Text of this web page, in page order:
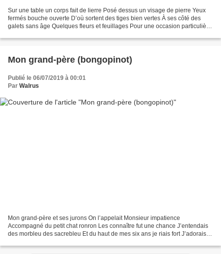
Sur une table un corps fait de lierre Posé dessus un visage de pierre Yeux
fermés bouche ouverte D’où sortent des tiges bien vertes À ses côté des
galets sans âge Quelques fleurs et feuillages Pour une occasion particulière
Mon grand-père (bongopinot)
Publié le 06/07/2019 à 00:01
Par Walrus
Mon grand-père et ses jurons On l’appelait Monsieur impatience
Accompagné du petit chat ronron Les connaître fut une chance J’entendais
des morbleu des sacrebleu Et du haut de mes six ans je riais fort J’adorais